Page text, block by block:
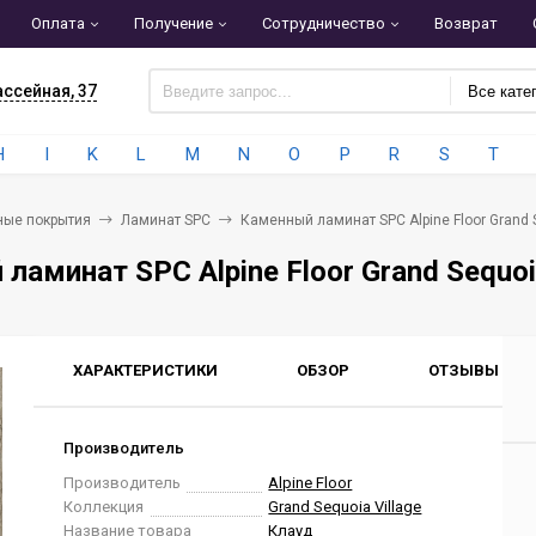
Оплата Получение Сотрудничество Возврат
37 Все
I K L M N O P R S T
покрытия Ламинат SPC Каменный ламинат SPC Alpine Floor
SPC Alpine Floor Grand
ХАРАКТЕРИСТИКИ ОБЗОР ОТЗЫВЫ
Производитель
Производитель
Alpine Floor
Коллекция
Grand Sequoia Village
Название товара
Клауд